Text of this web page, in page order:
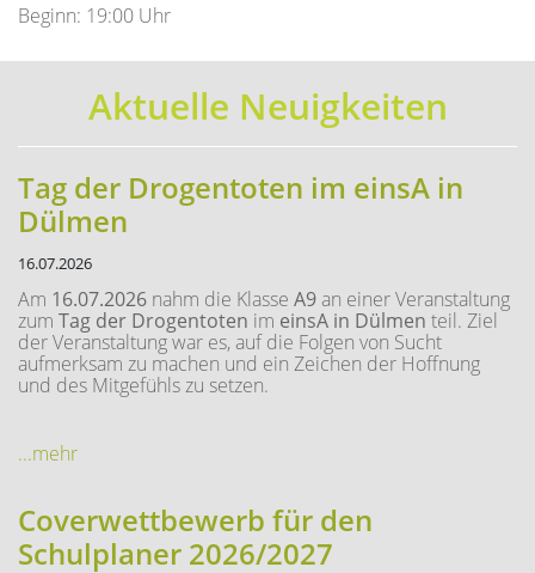
Beginn: 19:00 Uhr
Aktuelle Neuigkeiten
Tag der Drogentoten im einsA in
Dülmen
16.07.2026
Am 16.07.2026 nahm die Klasse A9an einer Veranstaltung
zum Tag der Drogentoten im einsA in Dülmen teil. Ziel
der Veranstaltung war es, auf die Folgen von Sucht
aufmerksam zu machen und ein Zeichen der Hoffnung
und des Mitgefühls zu setzen.
...mehr
Coverwettbewerb für den
Schulplaner 2026/2027